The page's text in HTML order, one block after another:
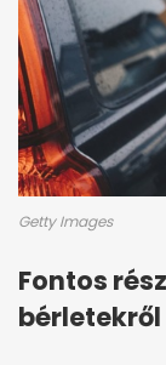
Getty Images
Fontos
bérletekről